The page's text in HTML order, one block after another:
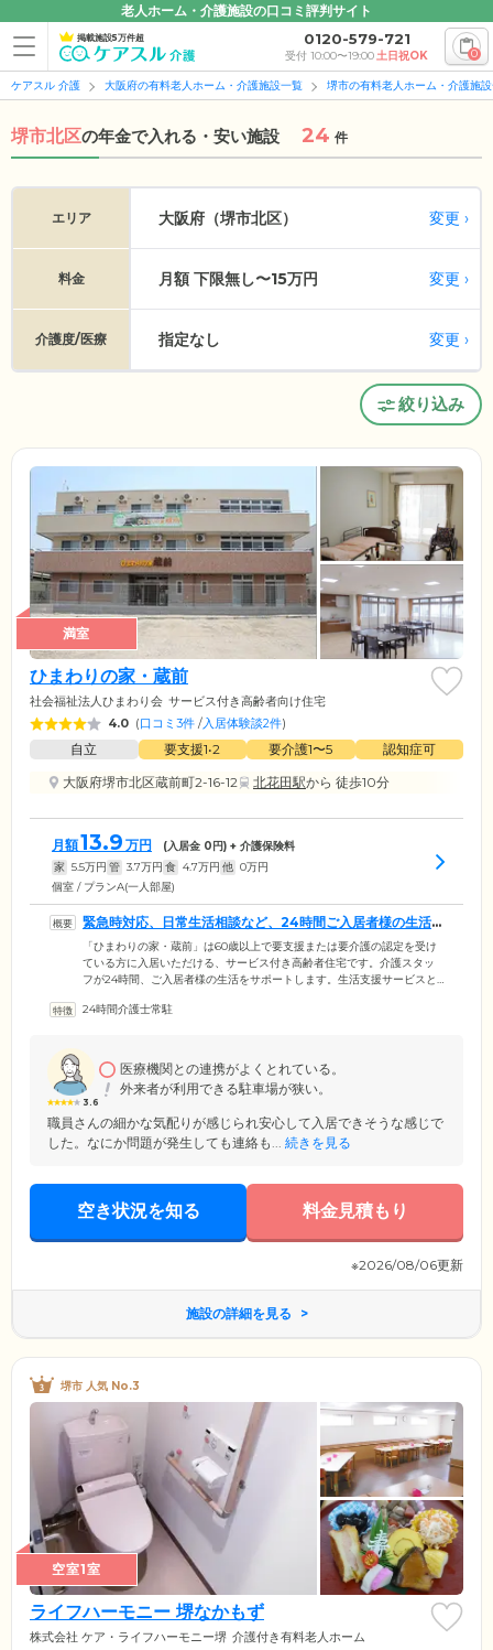
老人ホーム・介護施設の口コミ評判サイト
掲載施設5万件超 0120-579-721
受付 10:00〜19:00土日祝OK 0
ケアスル 介護 大阪府の有料老人ホーム・介護施設一覧 堺市の有料老人ホーム・介護施
堺市北区の年金で入れる・安い施設 24 件
エリア 大阪府（堺市北区） 変更
料金 月額 下限無し〜15万円 変更
介護度/医療 指定なし 変更
絞り込み
満室
ひまわりの家・蔵前
社会福祉法人ひまわり会 サービス付き高齢者向け住宅
4.0 (口コミ3件 /入居体験談2件)
自立 要支援1•2 要介護1〜5
認知症可
大阪府堺市北区蔵前町2-16-12
北花田駅から 徒歩10分
月額13.9 万円 (入居金 0円) + 介護保険料
家 5.5万円 管 3.7万円 食 4.7万円 他 0万円
個室 / プランA(一人部屋)
緊急時対応、日常生活相談など、24時間ご入居者様の生活
をサポートします
「ひまわりの家・蔵前」は60歳以上で要支援または要介護の認定を受け
ている方に入居いただける、サービス付き高齢者住宅です。介護スタッ
フが24時間、ご入居者様の生活をサポートします。生活支援サービスと
家族様への連絡などを実施。オプションの生活サービスとして、介護保
きる環境です。愛用されている家具などをお持ち込みいただくこともで
きます。
24時間介護士常駐
3.6
医療機関との連携がよくとれている。
外来者が利用できる駐車場が狭い。
職員さんの細かな気配りが感じられ安心して入居できそうな感じで
した。なにか問題が発生しても連絡も... 続きを見る
空き状況を知る 料金見積もり
※2026/08/06更新
施設の詳細を見る
堺市 人気 No.3
空室1室
ライフハーモニー 堺なかもず
株式会社 ケア・ライフハーモニー堺 介護付き有料老人ホーム